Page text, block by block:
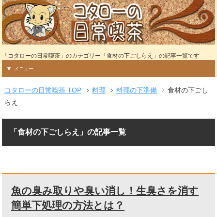
「コタローの日常喫茶」のカテゴリー「食材の下ごしらえ」の記事一覧です
メニュー
コタローの日常喫茶 TOP 料理 料理の下準備
食材の下ごし
らえ
「食材の下ごしらえ」の記事一覧
魚の臭み取りや臭い消し！生臭さを消す
簡単下処理の方法とは？